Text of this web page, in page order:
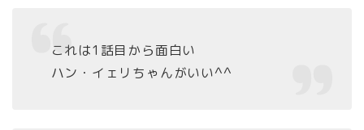
これは1話目から面白い
ハン・イェリちゃんがいい^^